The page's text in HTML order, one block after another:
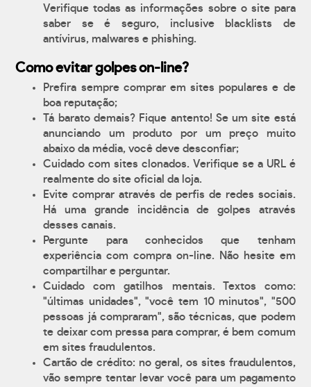
Verifique todas as informações sobre o site para
saber se é seguro, inclusive blacklists de
antívirus, malwares e phishing.
Como evitar golpes on-line?
Prefira sempre comprar em sites populares e de
boa reputação;
Tá barato demais? Fique antento! Se um site está
anunciando um produto por um preço muito
abaixo da média, você deve desconfiar;
Cuidado com sites clonados. Verifique se a URL é
realmente do site oficial da loja.
Evite comprar através de perfis de redes sociais.
Há uma grande incidência de golpes através
desses canais.
Pergunte para conhecidos que tenham
experiência com compra on-line. Não hesite em
compartilhar e perguntar.
Cuidado com gatilhos mentais. Textos como:
"últimas unidades", "você tem 10 minutos", "500
pessoas já compraram", são técnicas, que podem
te deixar com pressa para comprar, é bem comum
em sites fraudulentos.
Cartão de crédito: no geral, os sites fraudulentos,
vão sempre tentar levar você para um pagamento